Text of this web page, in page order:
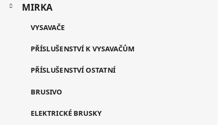
MIRKA
VYSAVAČE
PŘÍSLUŠENSTVÍ K VYSAVAČŮM
PŘÍSLUŠENSTVÍ OSTATNÍ
BRUSIVO
ELEKTRICKÉ BRUSKY